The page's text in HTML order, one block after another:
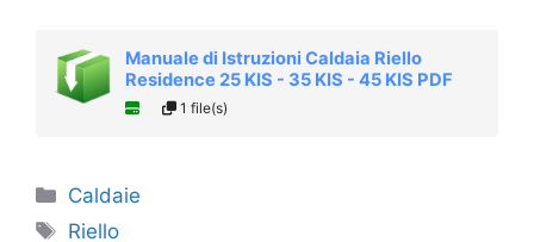
Manuale di Istruzioni Caldaia Riello
Residence 25 KIS - 35 KIS - 45 KIS PDF
1 file(s)
Categorie
Caldaie
Tag
Riello